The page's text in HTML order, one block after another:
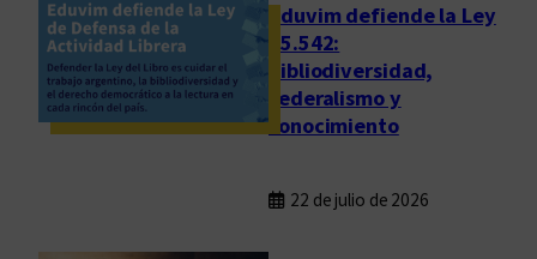
Eduvim defiende la Ley
25.542:
bibliodiversidad,
federalismo y
conocimiento
22 de julio de 2026